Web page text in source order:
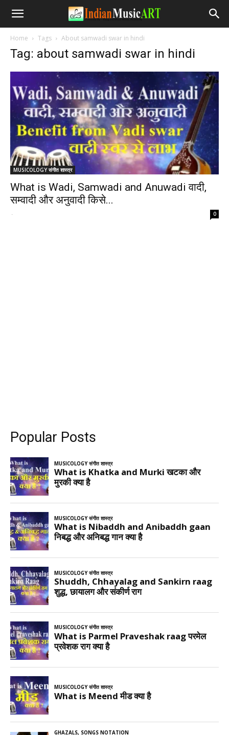
Home Tags About samwadi swar in hindi
Tag: about samwadi swar in hindi
MUSICOLOGY संगीत शास्त्र
What is Wadi, Samwadi and Anuwadi वादी,
सम्वादी और अनुवादी किसे...
- 0
Popular Posts